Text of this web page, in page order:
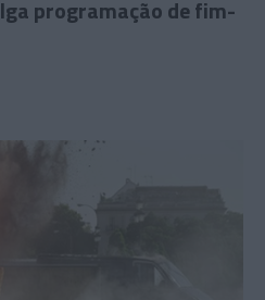
programação de fim-